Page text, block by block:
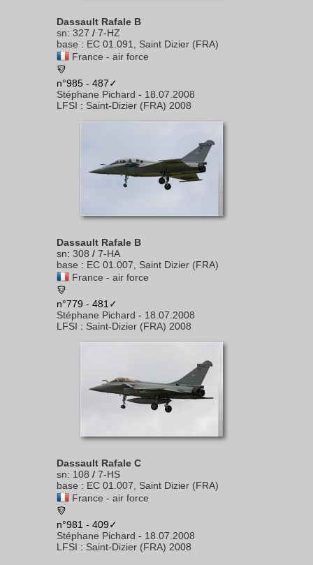
Dassault Rafale B
sn: 327 / 7-HZ
base : EC 01.091, Saint Dizier (FRA)
France - air force
n°985 - 487✓
Stéphane Pichard - 18.07.2008
LFSI : Saint-Dizier (FRA) 2008
Dassault Rafale B
sn: 308 / 7-HA
base : EC 01.007, Saint Dizier (FRA)
France - air force
n°779 - 481✓
Stéphane Pichard - 18.07.2008
LFSI : Saint-Dizier (FRA) 2008
Dassault Rafale C
sn: 108 / 7-HS
base : EC 01.007, Saint Dizier (FRA)
France - air force
n°981 - 409✓
Stéphane Pichard - 18.07.2008
LFSI : Saint-Dizier (FRA) 2008